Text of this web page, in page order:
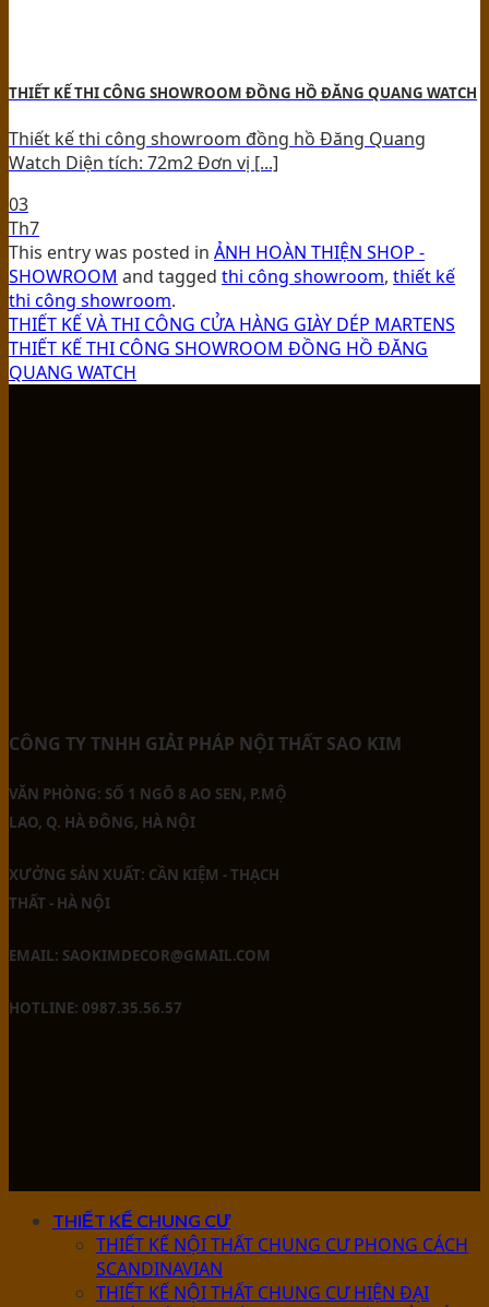
THIẾT KẾ THI CÔNG SHOWROOM ĐỒNG HỒ ĐĂNG QUANG WATCH
Thiết kế thi công showroom đồng hồ Đăng Quang
Watch Diện tích: 72m2 Đơn vị [...]
03
Th7
This entry was posted in ẢNH HOÀN THIỆN SHOP -
SHOWROOM and tagged thi công showroom, thiết kế
thi công showroom.
THIẾT KẾ VÀ THI CÔNG CỬA HÀNG GIÀY DÉP MARTENS
THIẾT KẾ THI CÔNG SHOWROOM ĐỒNG HỒ ĐĂNG
QUANG WATCH
CÔNG TY TNHH GIẢI PHÁP NỘI THẤT SAO KIM
VĂN PHÒNG: SỐ 1 NGÕ 8 AO SEN, P.MỘ
LAO, Q. HÀ ĐÔNG, HÀ NỘI
XƯỞNG SẢN XUẤT: CẦN KIỆM - THẠCH
THẤT - HÀ NỘI
EMAIL: SAOKIMDECOR@GMAIL.COM
HOTLINE: 0987.35.56.57
THIẾT KẾ CHUNG CƯ
THIẾT KẾ NỘI THẤT CHUNG CƯ PHONG CÁCH
SCANDINAVIAN
THIẾT KẾ NỘI THẤT CHUNG CƯ HIỆN ĐẠI